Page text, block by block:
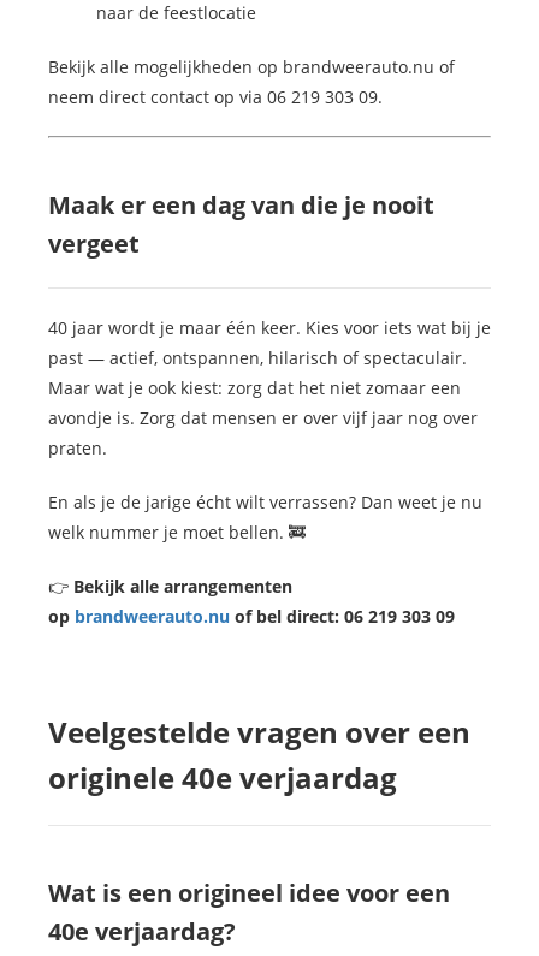
naar de feestlocatie
Bekijk alle mogelijkheden op brandweerauto.nu of
neem direct contact op via 06 219 303 09.
Maak er een dag van die je nooit
vergeet
40 jaar wordt je maar één keer. Kies voor iets wat bij je
past — actief, ontspannen, hilarisch of spectaculair.
Maar wat je ook kiest: zorg dat het niet zomaar een
avondje is. Zorg dat mensen er over vijf jaar nog over
praten.
En als je de jarige écht wilt verrassen? Dan weet je nu
welk nummer je moet bellen. 🚒
👉 Bekijk alle arrangementen
op brandweerauto.nu of bel direct: 06 219 303 09
Veelgestelde vragen over een
originele 40e verjaardag
Wat is een origineel idee voor een
40e verjaardag?